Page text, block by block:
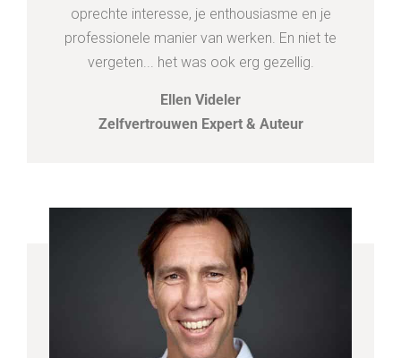
oprechte interesse, je enthousiasme en je
professionele manier van werken. En niet te
vergeten... het was ook erg gezellig.
Ellen Videler
Zelfvertrouwen Expert & Auteur